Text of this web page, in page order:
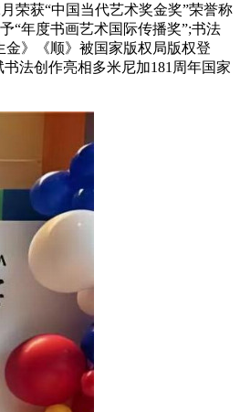
荣获“中国当代艺术奖金奖”荣誉称
“年度书画艺术国际传播奖”;书法
》《顺》被国家版权局版权登
法创作亮相多米尼加181周年国家